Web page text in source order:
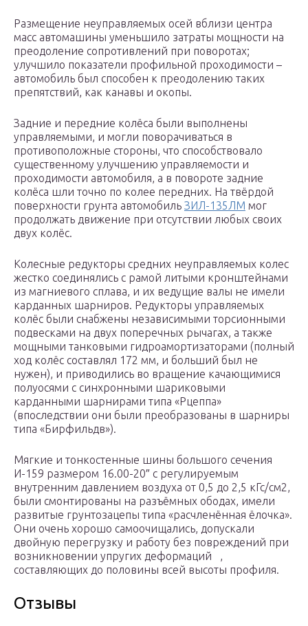
Размещение неуправляемых осей вблизи центра
масс автомашины уменьшило затраты мощности на
преодоление сопротивлений при поворотах;
улучшило показатели профильной проходимости –
автомобиль был способен к преодолению таких
препятствий, как канавы и окопы.
Задние и передние колёса были выполнены
управляемыми, и могли поворачиваться в
противоположные стороны, что способствовало
существенному улучшению управляемости и
проходимости автомобиля, а в повороте задние
колёса шли точно по колее передних. На твёрдой
поверхности грунта автомобиль ЗИЛ-135ЛМ мог
продолжать движение при отсутствии любых своих
двух колёс.
Колесные редукторы средних неуправляемых колес
жестко соединялись с рамой литыми кронштейнами
из магниевого сплава, и их ведущие валы не имели
карданных шарниров. Редукторы управляемых
колёс были снабжены независимыми торсионными
подвесками на двух поперечных рычагах, а также
мощными танковыми гидроамортизаторами (полный
ход колёс составлял 172 мм, и больший был не
нужен), и приводились во вращение качающимися
полуосями с синхронными шариковыми
карданными шарнирами типа «Рцеппа»
(впоследствии они были преобразованы в шарниры
типа «Бирфильдв»).
Мягкие и тонкостенные шины большого сечения
И-159 размером 16.00-20″ с регулируемым
внутренним давлением воздуха от 0,5 до 2,5 кГс/см2,
были смонтированы на разъёмных ободах, имели
развитые грунтозацепы типа «расчленённая ёлочка».
Они очень хорошо самоочищались, допускали
двойную перегрузку и работу без повреждений при
возникновении упругих деформаций ,
составляющих до половины всей высоты профиля.
Отзывы